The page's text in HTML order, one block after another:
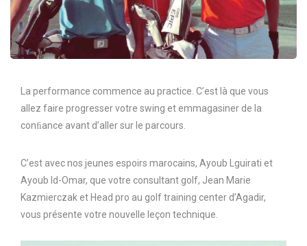
La performance commence au practice. C’est là que vous
allez faire progresser votre swing et emmagasiner de la
conﬁance avant d’aller sur le parcours.
C’est avec nos jeunes espoirs marocains, Ayoub Lguirati et
Ayoub Id-Omar, que votre consultant golf, Jean Marie
Kazmierczak et Head pro au golf training center d’Agadir,
vous présente votre nouvelle leçon technique.